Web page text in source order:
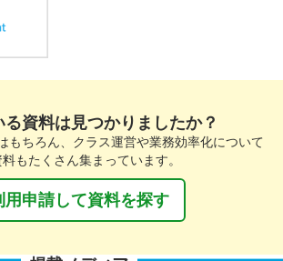
る資料は見つかりましたか？
もちろん、クラス運営や業務効率化について
もたくさん集まっています。
用申請して資料を探す